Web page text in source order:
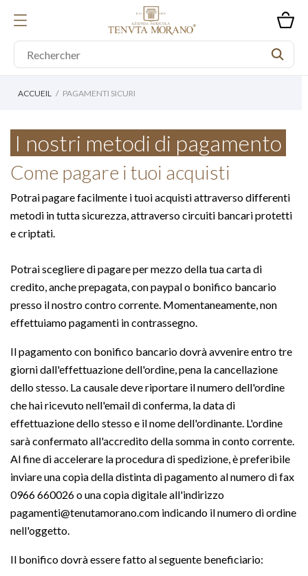
ACCUEIL PAGAMENTI SICURI
I nostri metodi di pagamento
Come pagare i tuoi acquisti
Potrai pagare facilmente i tuoi acquisti attraverso differenti
metodi in tutta sicurezza, attraverso circuiti bancari protetti
e criptati.
Potrai scegliere di pagare per mezzo della tua carta di
credito, anche prepagata, con paypal o bonifico bancario
presso il nostro contro corrente. Momentaneamente, non
effettuiamo pagamenti in contrassegno.
Il pagamento con bonifico bancario dovrà avvenire entro tre
giorni dall'effettuazione dell'ordine, pena la cancellazione
dello stesso. La causale deve riportare il numero dell'ordine
che hai ricevuto nell'email di conferma, la data di
effettuazione dello stesso e il nome dell'ordinante. L'ordine
sarà confermato all'accredito della somma in conto corrente.
Al fine di accelerare la procedura di spedizione, è preferibile
inviare una copia della distinta di pagamento al numero di fax
0966 660026 o una copia digitale all'indirizzo
pagamenti@tenutamorano.com indicando il numero di ordine
nell'oggetto.
Il bonifico dovrà essere fatto al seguente beneficiario: